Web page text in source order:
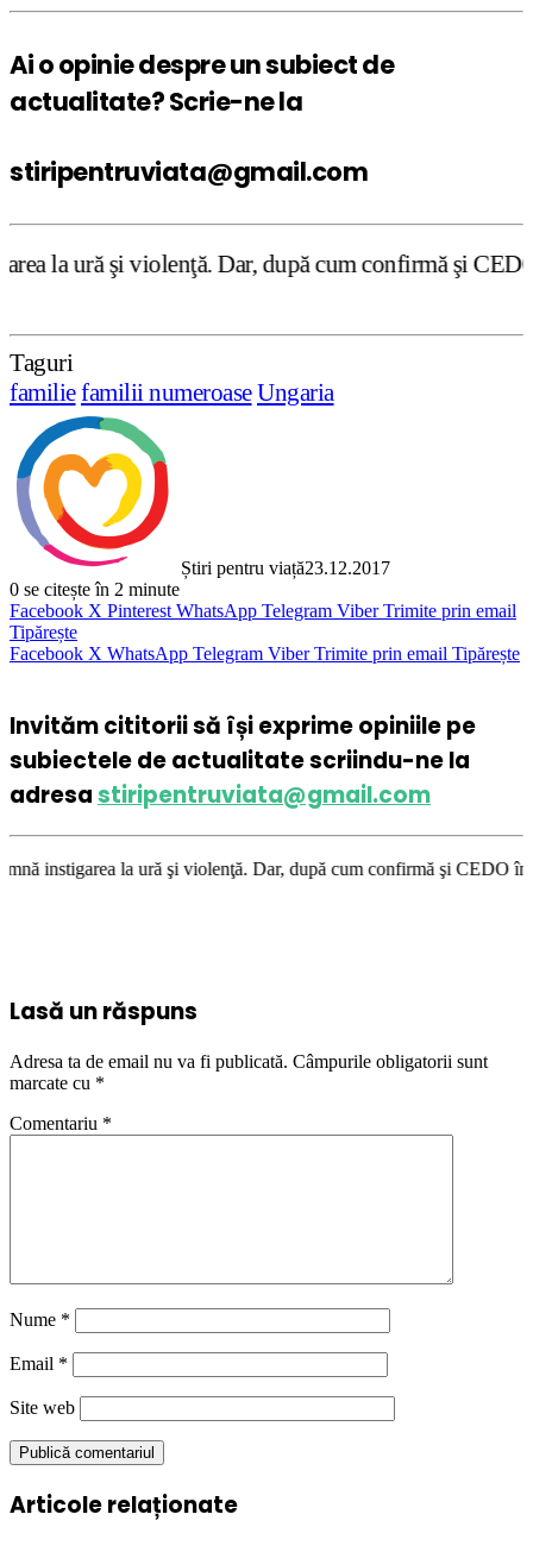
Ai o opinie despre un subiect de
actualitate? Scrie-ne la
stiripentruviata@gmail.com
Dar, după cum confirmă şi CEDO în cazul
Taguri
familiefamilii numeroaseUngaria
Știri pentru viață23.12.2017
0 se citește în 2 minute
Facebook X Pinterest WhatsApp Telegram Viber Trimite prin email
Tipărește
Facebook X WhatsApp Telegram Viber Trimite prin email Tipărește
Invităm cititorii să își exprime opiniile pe
subiectele de actualitate scriindu-ne la
adresastiripentruviata@gmail.com
ură şi violenţă. Dar, după cum confirmă şi CEDO în cazul
Lasă un răspuns
Adresa ta de email nu va fi publicată. Câmpurile obligatorii sunt
marcate cu *
Comentariu *
Nume *
Email *
Site web
Articole relaționate